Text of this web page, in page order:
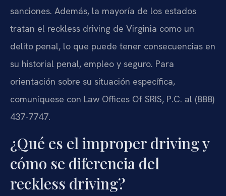
sanciones. Además, la mayoría de los estados
tratan el reckless driving de Virginia como un
delito penal, lo que puede tener consecuencias en
su historial penal, empleo y seguro. Para
orientación sobre su situación específica,
comuníquese con Law Offices Of SRIS, P.C. al (888)
437-7747.
¿Qué es el improper driving y
cómo se diferencia del
reckless driving?